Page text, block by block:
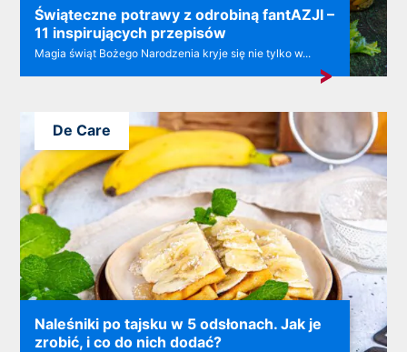
Świąteczne potrawy z odrobiną fantAZJI –
11 inspirujących przepisów
Magia świąt Bożego Narodzenia kryje się nie tylko w...
Naleśniki po tajsku w 5 odsłonach. Jak je
zrobić, i co do nich dodać?
De Care